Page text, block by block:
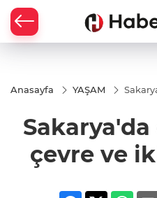
Anasayfa YAŞAM
iklim
eğitimi
çevre ve